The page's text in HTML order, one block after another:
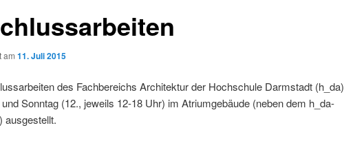
am 11. Juli 2015
des Fachbereichs Architektur der Hochschule Darmstadt (h_da)
Sonntag (12., jeweils 12-18 Uhr) im Atriumgebäude (neben dem h_da-
ausgestellt.